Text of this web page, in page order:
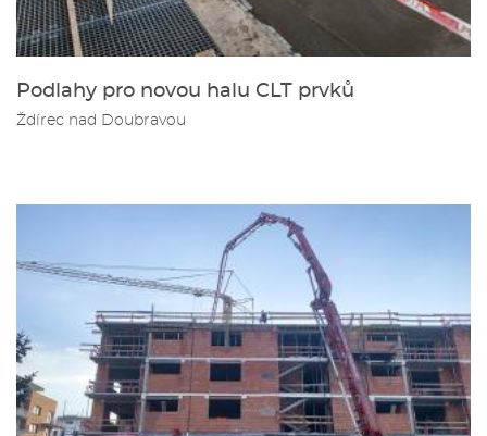
Podlahy pro novou halu CLT prvků
Ždírec nad Doubravou